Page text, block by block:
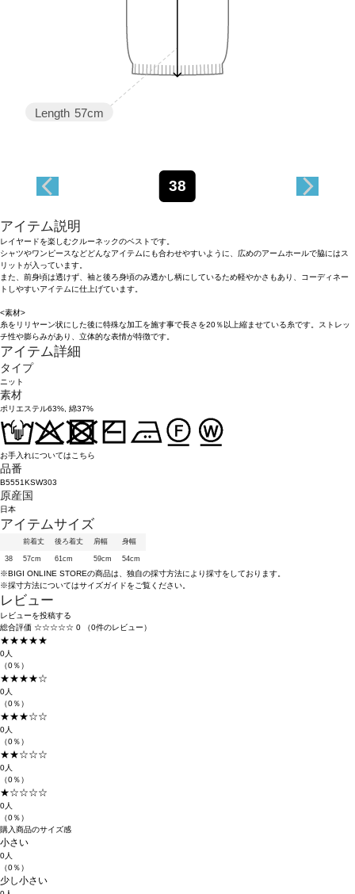
Length 57cm
38
アイテム説明
レイヤードを楽しむクルーネックのベストです。
シャツやワンピースなどどんなアイテムにも合わせやすいように、広めのアームホールで脇にはス
リットが入っています。
また、前身頃は透けず、袖と後ろ身頃のみ透かし柄にしているため軽やかさもあり、コーディネー
トしやすいアイテムに仕上げています。
<素材>
糸をリリヤーン状にした後に特殊な加工を施す事で長さを20％以上縮ませている糸です。ストレッ
チ性や膨らみがあり、立体的な表情が特徴です。
アイテム詳細
タイプ
ニット
素材
ポリエステル63%, 綿37%
お手入れについてはこちら
品番
B5551KSW303
原産国
日本
アイテムサイズ
前着丈 後ろ着丈 肩幅 身幅
38 57cm 61cm 59cm 54cm
※BIGI ONLINE STOREの商品は、独自の採寸方法により採寸をしております。
※採寸方法についてはサイズガイドをご覧ください。
レビュー
レビューを投稿する
総合評価 ☆☆☆☆☆ 0 （0件のレビュー）
★★★★★
0人
（0％）
★★★★☆
0人
（0％）
★★★☆☆
0人
（0％）
★★☆☆☆
0人
（0％）
★☆☆☆☆
0人
（0％）
購入商品のサイズ感
小さい
0人
（0％）
少し小さい